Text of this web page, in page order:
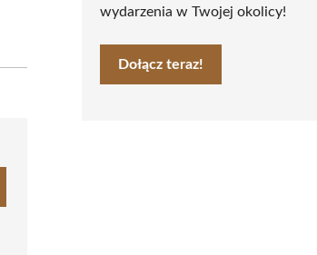
wydarzenia w Twojej okolicy!
Dołącz teraz!